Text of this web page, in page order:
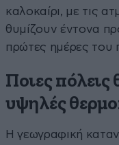
καλοκαίρι, με τις
θυμίζουν έντονα
πρώτες ημέρες του
Ποιες
υψηλές
Η γεωγραφική